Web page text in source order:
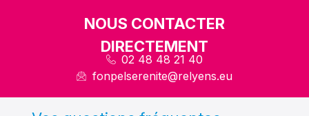
NOUS CONTACTER
DIRECTEMENT
02 48 48 21 40
fonpelserenite@relyens.eu